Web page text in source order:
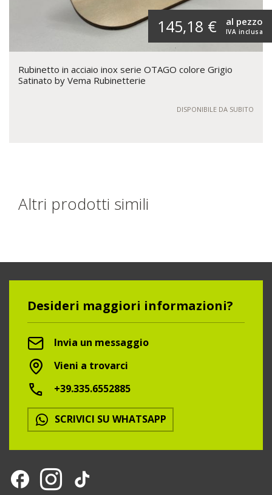
145,18 € IVA inclusa
al pezzo
Rubinetto in acciaio inox serie OTAGO colore Grigio
Satinato by Vema Rubinetterie
DISPONIBILE DA SUBITO
Altri prodotti simili
Desideri maggiori informazioni?
Invia un messaggio
Vieni a trovarci
+39.335.6552885
SCRIVICI SU WHATSAPP